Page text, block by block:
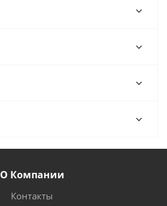
О Компании
Контакты